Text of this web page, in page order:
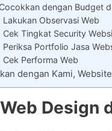
dengan Budget
Lakukan Observasi Web
Cek Tingkat Security
Periksa Portfolio Jasa
Cek Performa Web
dengan Kami,
Design